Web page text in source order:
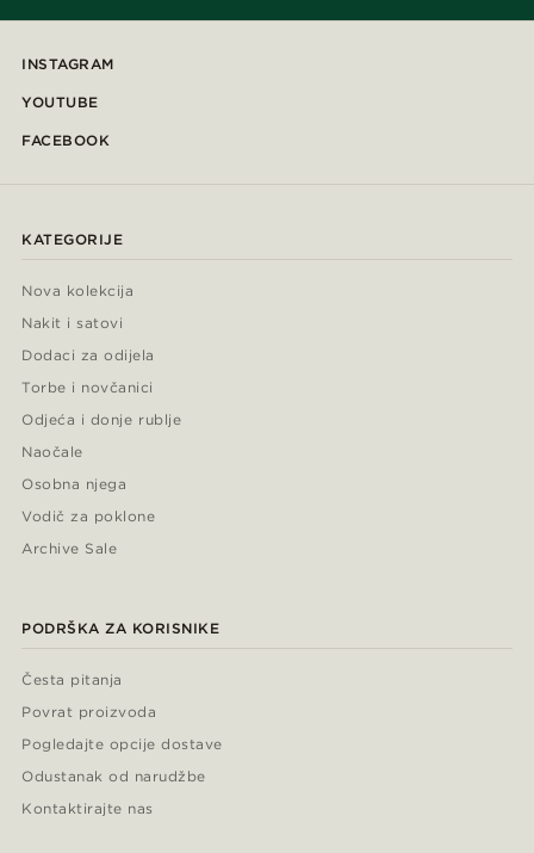
INSTAGRAM
YOUTUBE
FACEBOOK
KATEGORIJE
Nova kolekcija
Nakit i satovi
Dodaci za odijela
Torbe i novčanici
Odjeća i donje rublje
Naočale
Osobna njega
Vodič za poklone
Archive Sale
PODRŠKA ZA KORISNIKE
Česta pitanja
Povrat proizvoda
Pogledajte opcije dostave
Odustanak od narudžbe
Kontaktirajte nas